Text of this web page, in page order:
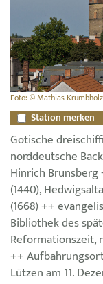
Foto: © Mathias
Station merken
Gotische
norddeutsche
Hinrich Brunsberg
(1440),
(1668) ++
Bibliothek des
Reformationszeit,
++
Lützen am 11.